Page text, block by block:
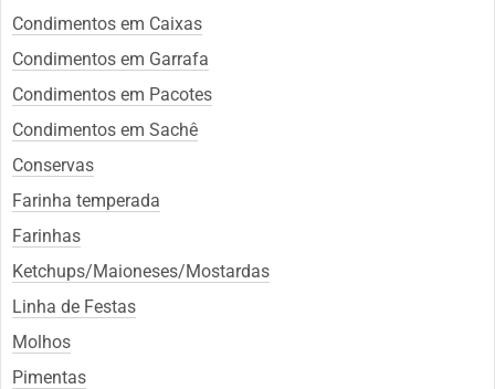
Condimentos em Caixas
Condimentos em Garrafa
Condimentos em Pacotes
Condimentos em Sachê
Conservas
Farinha temperada
Farinhas
Ketchups/Maioneses/Mostardas
Linha de Festas
Molhos
Pimentas